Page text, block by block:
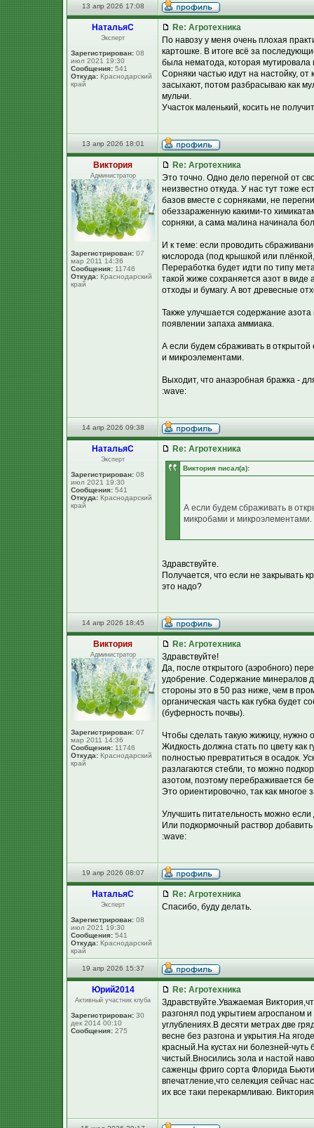
13 апр 2026 17:08
НатальяС
Эксперт
Зарегистрирован: 08
июл 2021 19:30
Сообщения: 541
Откуда: Краснодарский
край
Re: Агротехника
По навозу у меня очень плохая
картошке. В итоге всё за
была нематода, которая мутировала
Сорняки частью идут на настойку,
засыхают, потом разбрасываю как
мульчи.
Участок маленький, косить не
13 апр 2026 18:01
Виктория
Администратор
Зарегистрирован: 07
мар 2011 14:36
Сообщения: 11746
Откуда: Краснодарский
край
Re: Агротехника
Это точно. Одно дело перегной от
неизвестно откуда. У нас тут тоже
базов вместе с сорняками, не
обеззараженную какими-то
сорняки, а сама малина начинала
И к теме: если проводить
кислорода (под крышкой или
Переработка будет идти по типу
такой жиже сохраняется азот в
отходы и бумагу. А вот древесные
Также улучшается содержание
появлении запаха аммиака.
А если будем сбраживать в
и микроэлементами.
Выходит, что анаэробная бражка -
:wave:
14 апр 2026 09:38
НатальяС
Эксперт
Зарегистрирован: 08
июл 2021 19:30
Сообщения: 541
Откуда: Краснодарский
край
Re: Агротехника
Виктория писал(а):
А если будем сбраживать в
микробами и микроэлементами.
Здравствуйте.
Получается, что если не закрывать
это надо?
14 апр 2026 18:45
Виктория
Администратор
Зарегистрирован: 07
мар 2011 14:36
Сообщения: 11746
Откуда: Краснодарский
край
Re: Агротехника
Здравствуйте!
Да, после открытого (аэробного)
удобрение. Содержание минералов
стороны это в 50 раз ниже, чем в
органическая часть как губка будет
(буферность почвы).
Чтобы сделать такую жижицу, нужно
Жидкость должна стать по цвету
полностью превратиться в осадок.
разлагаются стебли, то можно
азотом, поэтому перебраживается
Это ориентировочно, так как многое
Улучшить питательность можно если
Или подкормочный раствор
:wave:
19 апр 2026 08:07
НатальяС
Эксперт
Зарегистрирован: 08
июл 2021 19:30
Сообщения: 541
Откуда: Краснодарский
край
Re: Агротехника
Спасибо, буду делать.
19 апр 2026 15:37
Юpий2014
Активный участник клуба
Зарегистрирован: 30
дек 2014 00:10
Сообщения: 275
Re: Агротехника
Здравствуйте.Уважаемая
разгонял под укрытием агроспаном
углублениях.В десяти метрах две
весне без разгона и укрытия.На
красный.На кустах ни болезней-чуть
чистый.Вносились зола и настой
саженцы фриго сорта Флорида
впечатление,что селекция сейчас
их все таки перекармливаю.